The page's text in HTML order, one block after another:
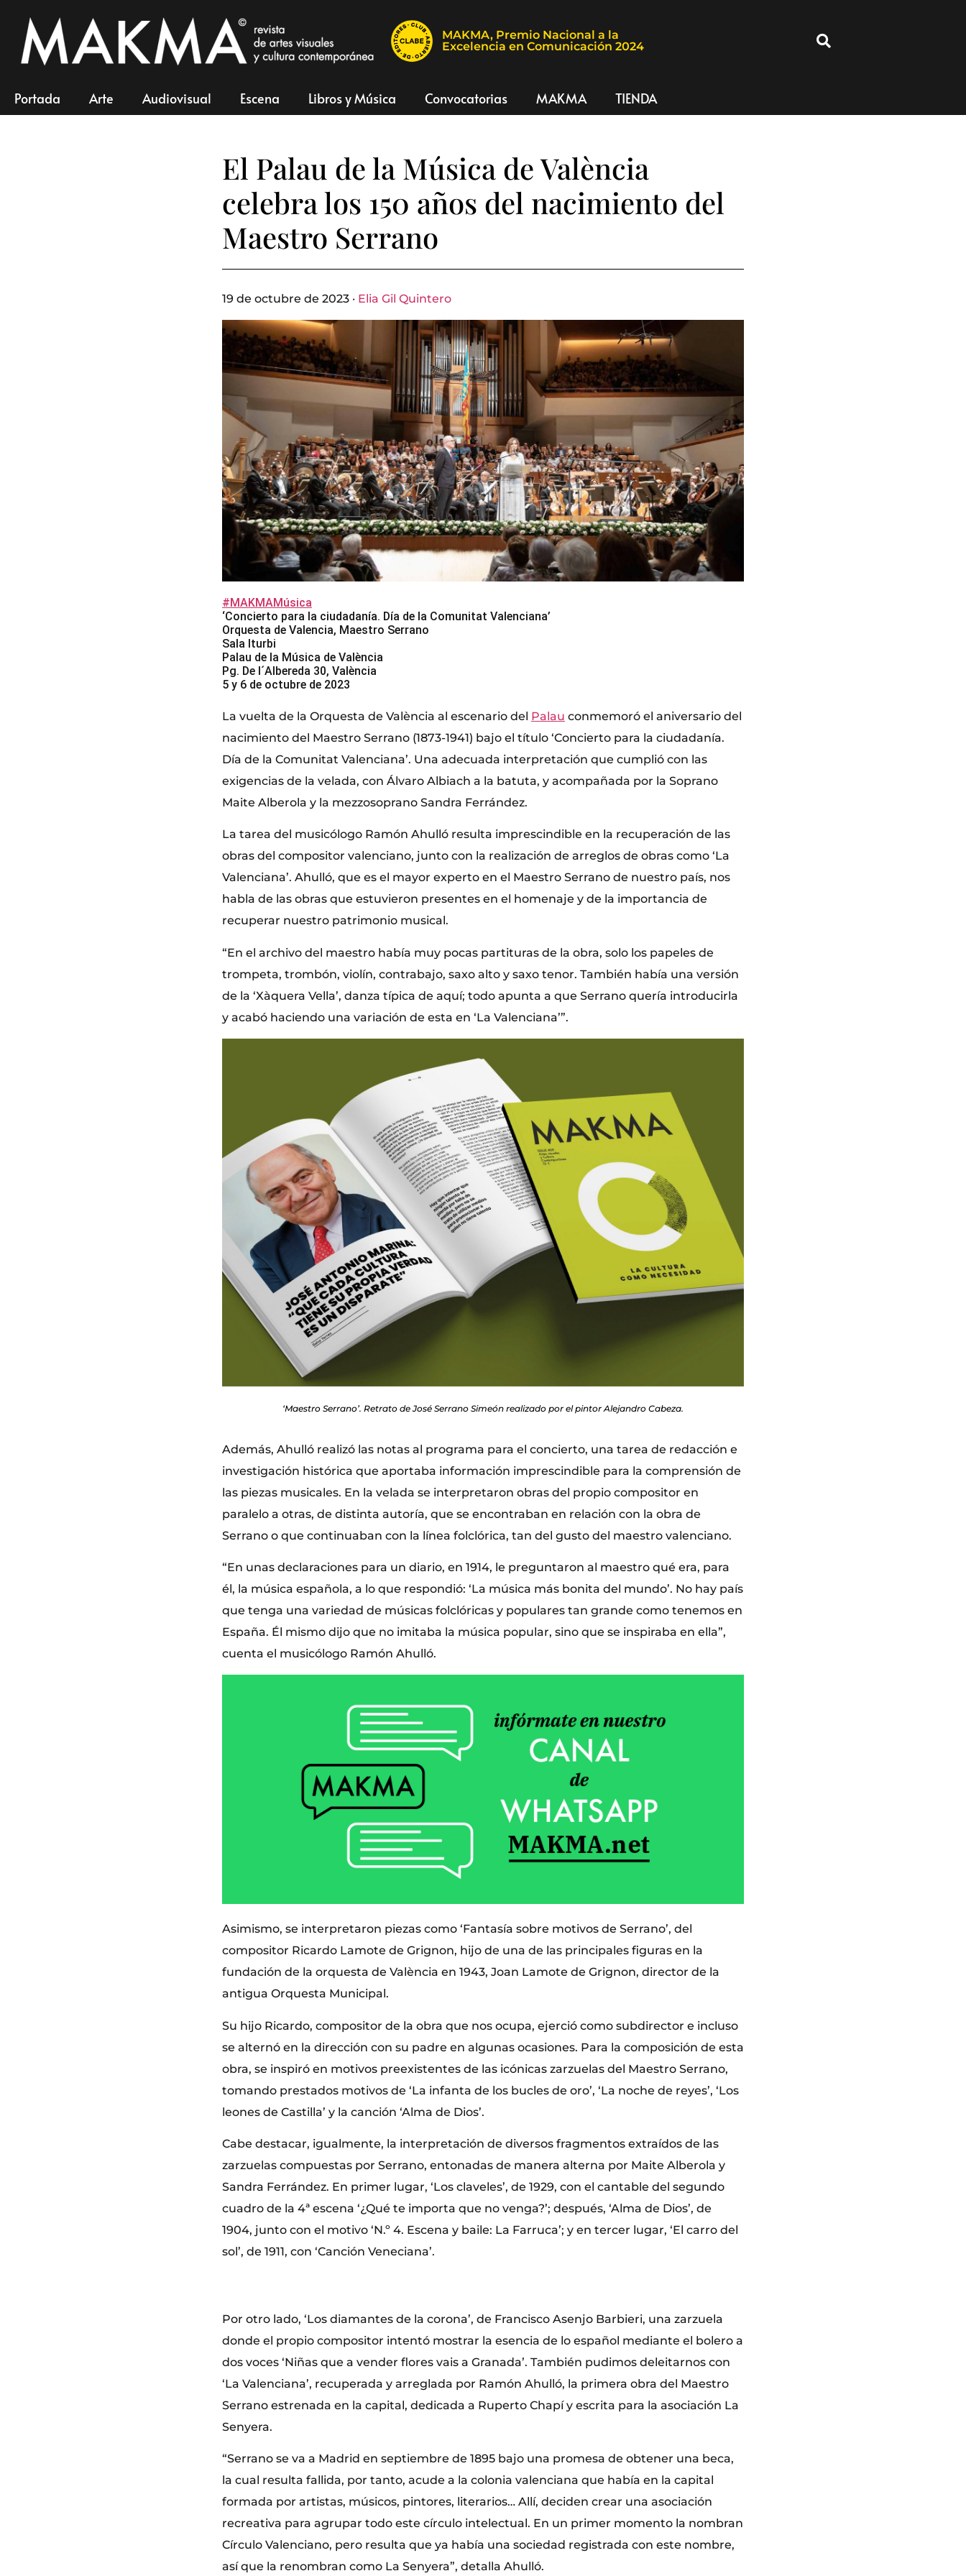
MAKMA, Premio Nacional a la
Excelencia en Comunicación 2024
Portada Arte Audiovisual Escena Libros y Música Convocatorias MAKMA TIENDA
El Palau de la Música de València
celebra los 150 años del nacimiento del
Maestro Serrano
19 de octubre de 2023 · Elia Gil Quintero
#MAKMAMúsica
‘Concierto para la ciudadanía. Día de la Comunitat Valenciana’
Orquesta de Valencia, Maestro Serrano
Sala Iturbi
Palau de la Música de València
Pg. De l´Albereda 30, València
5 y 6 de octubre de 2023
La vuelta de la Orquesta de València al escenario del Palau conmemoró el aniversario del
nacimiento del Maestro Serrano (1873-1941) bajo el título ‘Concierto para la ciudadanía.
Día de la Comunitat Valenciana’. Una adecuada interpretación que cumplió con las
exigencias de la velada, con Álvaro Albiach a la batuta, y acompañada por la Soprano
Maite Alberola y la mezzosoprano Sandra Ferrández.
La tarea del musicólogo Ramón Ahulló resulta imprescindible en la recuperación de las
obras del compositor valenciano, junto con la realización de arreglos de obras como ‘La
Valenciana’. Ahulló, que es el mayor experto en el Maestro Serrano de nuestro país, nos
habla de las obras que estuvieron presentes en el homenaje y de la importancia de
recuperar nuestro patrimonio musical.
“En el archivo del maestro había muy pocas partituras de la obra, solo los papeles de
trompeta, trombón, violín, contrabajo, saxo alto y saxo tenor. También había una versión
de la ‘Xàquera Vella’, danza típica de aquí; todo apunta a que Serrano quería introducirla
y acabó haciendo una variación de esta en ‘La Valenciana’”.
‘Maestro Serrano’. Retrato de José Serrano Simeón realizado por el pintor Alejandro Cabeza.
Además, Ahulló realizó las notas al programa para el concierto, una tarea de redacción e
investigación histórica que aportaba información imprescindible para la comprensión de
las piezas musicales. En la velada se interpretaron obras del propio compositor en
paralelo a otras, de distinta autoría, que se encontraban en relación con la obra de
Serrano o que continuaban con la línea folclórica, tan del gusto del maestro valenciano.
“En unas declaraciones para un diario, en 1914, le preguntaron al maestro qué era, para
él, la música española, a lo que respondió: ‘La música más bonita del mundo’. No hay país
que tenga una variedad de músicas folclóricas y populares tan grande como tenemos en
España. Él mismo dijo que no imitaba la música popular, sino que se inspiraba en ella”,
cuenta el musicólogo Ramón Ahulló.
Asimismo, se interpretaron piezas como ‘Fantasía sobre motivos de Serrano’, del
compositor Ricardo Lamote de Grignon, hijo de una de las principales figuras en la
fundación de la orquesta de València en 1943, Joan Lamote de Grignon, director de la
antigua Orquesta Municipal.
Su hijo Ricardo, compositor de la obra que nos ocupa, ejerció como subdirector e incluso
se alternó en la dirección con su padre en algunas ocasiones. Para la composición de esta
obra, se inspiró en motivos preexistentes de las icónicas zarzuelas del Maestro Serrano,
tomando prestados motivos de ‘La infanta de los bucles de oro’, ‘La noche de reyes’, ‘Los
leones de Castilla’ y la canción ‘Alma de Dios’.
Cabe destacar, igualmente, la interpretación de diversos fragmentos extraídos de las
zarzuelas compuestas por Serrano, entonadas de manera alterna por Maite Alberola y
Sandra Ferrández. En primer lugar, ‘Los claveles’, de 1929, con el cantable del segundo
cuadro de la 4ª escena ‘¿Qué te importa que no venga?’; después, ‘Alma de Dios’, de
1904, junto con el motivo ‘N.º 4. Escena y baile: La Farruca’; y en tercer lugar, ‘El carro del
sol’, de 1911, con ‘Canción Veneciana’.
Por otro lado, ‘Los diamantes de la corona’, de Francisco Asenjo Barbieri, una zarzuela
donde el propio compositor intentó mostrar la esencia de lo español mediante el bolero a
dos voces ‘Niñas que a vender flores vais a Granada’. También pudimos deleitarnos con
‘La Valenciana’, recuperada y arreglada por Ramón Ahulló, la primera obra del Maestro
Serrano estrenada en la capital, dedicada a Ruperto Chapí y escrita para la asociación La
Senyera.
“Serrano se va a Madrid en septiembre de 1895 bajo una promesa de obtener una beca,
la cual resulta fallida, por tanto, acude a la colonia valenciana que había en la capital
formada por artistas, músicos, pintores, literarios… Allí, deciden crear una asociación
recreativa para agrupar todo este círculo intelectual. En un primer momento la nombran
Círculo Valenciano, pero resulta que ya había una sociedad registrada con este nombre,
así que la renombran como La Senyera”, detalla Ahulló.